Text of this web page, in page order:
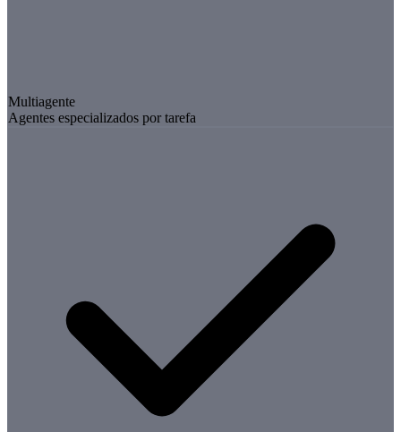
Multiagente
Agentes especializados por tarefa